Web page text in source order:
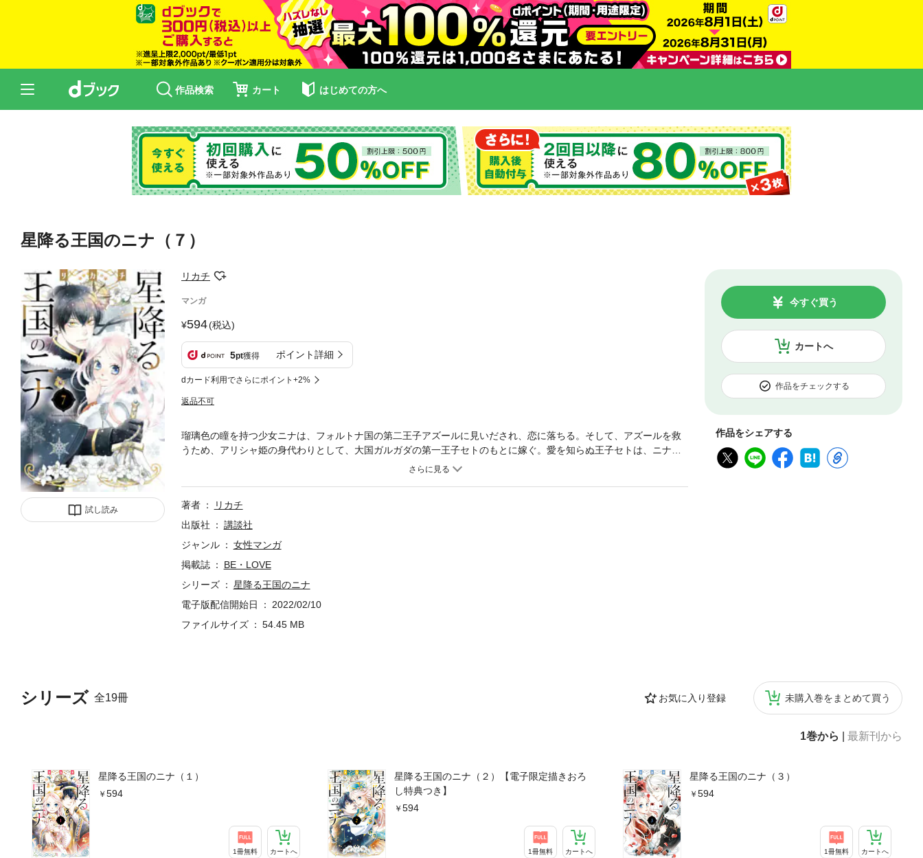
作品検索 カート はじめての方へ
星降る王国のニナ（７）
試し読み
リカチ
マンガ
594(税込)
5pt獲得 ポイント詳細
dカード利用でさらにポイント+2%
返品不可
カートへ
今すぐ買う
作品をチェックする
作品をシェアする
シリーズ 全19冊 お気に入り登録 未購入巻をまとめて買う
1巻から 最新刊から
星降る王国のニナ（１）
594
1冊無料 カートへ
星降る王国のニナ（２）【電子限定描きおろ
し特典つき】
594
1冊無料 カートへ
星降る王国のニナ（３）
594
1冊無料 カートへ
瑠璃色の瞳を持つ少女ニナは、フォルトナ国の第二王子アズールに見いだされ、恋に落ちる。そして、アズールを救
うため、アリシャ姫の身代わりとして、大国ガルガダの第一王子セトのもとに嫁ぐ。愛を知らぬ王子セトは、ニナを
冷遇するが、しだいに特別な感情を抱くようになる。しかし、突如として、王位継承順位は白紙となり、王の座をめ
ったニナは、殺害の容疑で収容所に送られることになった。生きては出られないといわれる極東監獄グリフィゲルド
に送られたニナは、セトのもとへ帰り、無実を証明できるかーー運命が拓かれる極上の王宮ファンタジー第７巻！
著者
リカチ
出版社
講談社
ジャンル
女性マンガ
掲載誌
BE・LOVE
シリーズ
星降る王国のニナ
電子版配信開始日
2022/02/10
ファイルサイズ
54.45 MB